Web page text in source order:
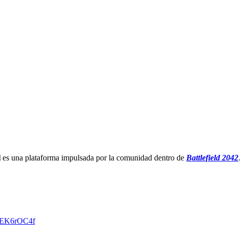
es una plataforma impulsada por la comunidad dentro de Battlefield 2042.